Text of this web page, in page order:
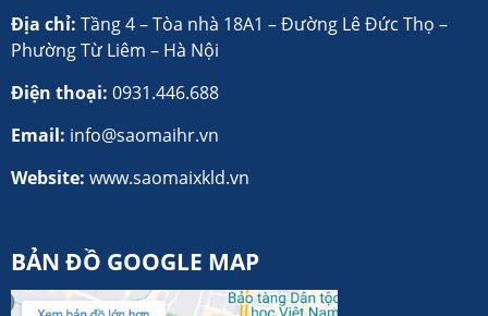
Địa chỉ: Tầng 4 – Tòa nhà 18A1 – Đường Lê Đức Thọ –
Phường Từ Liêm – Hà Nội
Điện thoại: 0931.446.688
Email: info@saomaihr.vn
Website: www.saomaixkld.vn
BẢN ĐỒ GOOGLE MAP